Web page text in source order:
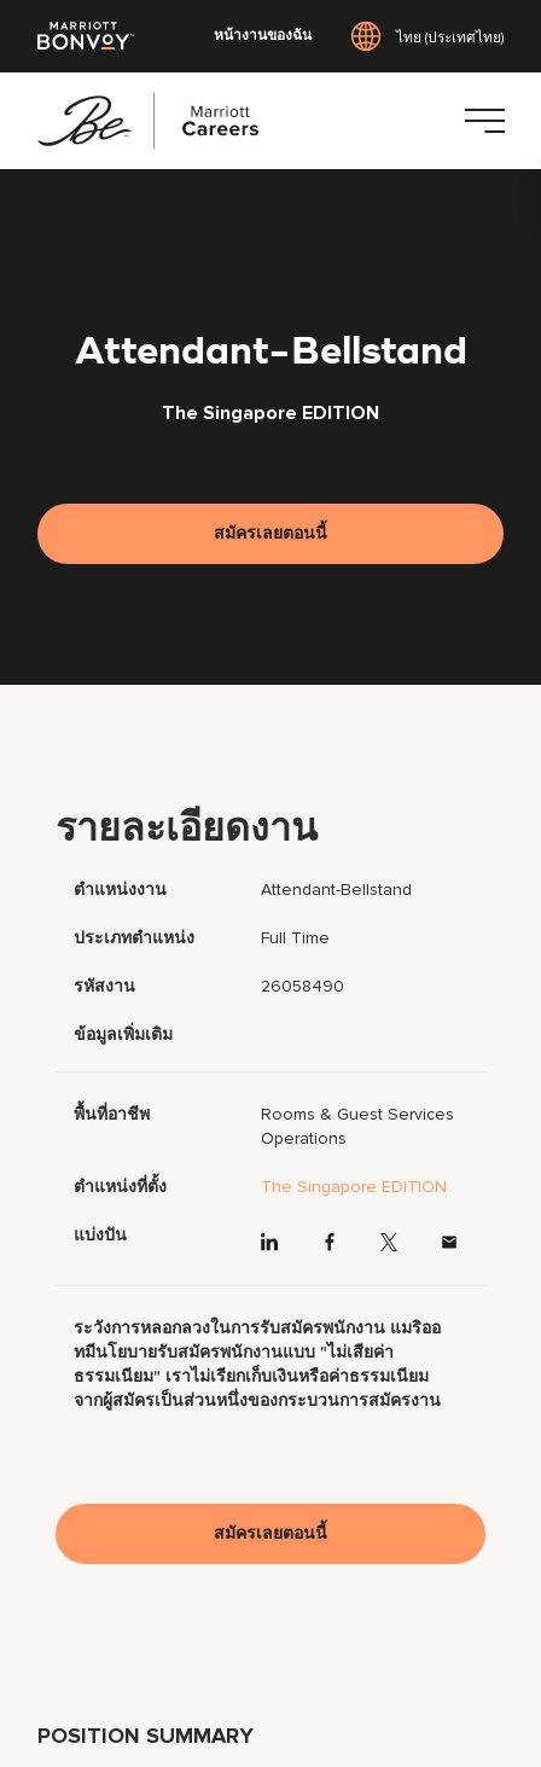
หน้างานของฉัน ไทย (ประเทศไทย)
Attendant-Bellstand
The Singapore EDITION
สมัครเลยตอนนี้
POSITION SUMMARY
รายละเอียดงาน
ตำแหน่งงาน Attendant-Bellstand
ประเภทตำแหน่ง Full Time
รหัสงาน 26058490
ข้อมูลเพิ่มเติม
พื้นที่อาชีพ
Rooms & Guest Services
Operations
ตำแหน่งที่ตั้ง The Singapore EDITION
แบ่งปัน
ระวังการหลอกลวงในการรับสมัครพนักงาน แมริออ
ทมีนโยบายรับสมัครพนักงานแบบ "ไม่เสียค่า
ธรรมเนียม" เราไม่เรียกเก็บเงินหรือค่าธรรมเนียม
จากผู้สมัครเป็นส่วนหนึ่งของกระบวนการสมัครงาน
สมัครเลยตอนนี้